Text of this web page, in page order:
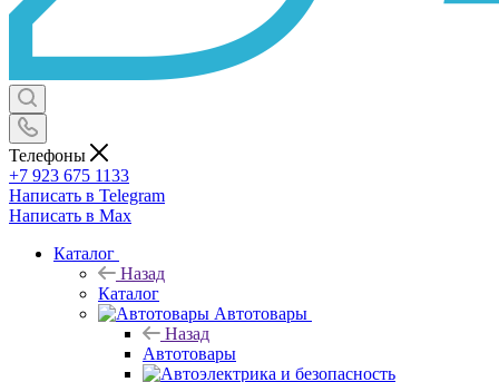
Телефоны
+7 923 675 1133
Написать в Telegram
Написать в Max
Каталог
Назад
Каталог
Автотовары
Назад
Автотовары